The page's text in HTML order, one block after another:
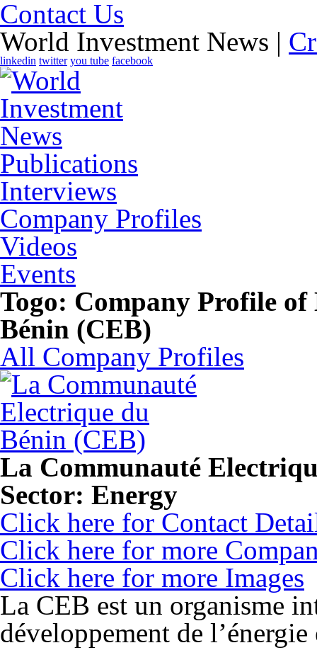
Contact Us
World Investment News |
linkedin twitter you tube facebook
Publications
Interviews
Company Profiles
Videos
Events
Togo: Company Profile
Bénin (CEB)
All Company Profiles
La Communauté
Sector: Energy
Click here for Contact
Click here for more
Click here for more Images
La CEB est un organisme
développement de